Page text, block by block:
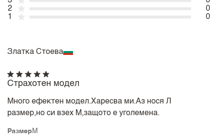
2
0
1
0
Златка Стоева
Размер M
Страхотен модел
Много ефектен модел.Харесва ми.Аз нося Л
размер,но си взех М,защото е уголемена.